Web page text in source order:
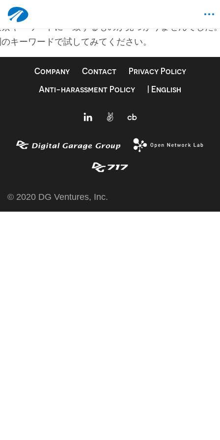
も見つかりませんでした
キーワードに一致するものが見つかりませんでした
キーワードで試してみてください。
Company Contact
Privacy Policy
Anti-harassment Policy
| English
© 2020 DG Ventures, Inc.